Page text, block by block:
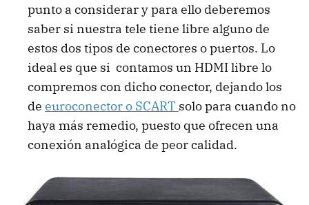
punto a considerar y para ello deberemos
saber si nuestra tele tiene libre alguno de
estos dos tipos de conectores o puertos. Lo
ideal es que si contamos un HDMI libre lo
compremos con dicho conector, dejando los
de euroconector o SCART solo para cuando no
haya más remedio, puesto que ofrecen una
conexión analógica de peor calidad.